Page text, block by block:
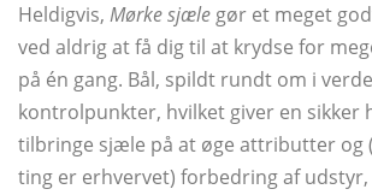
Heldigvis, Mørke sjæle gør et meget
ved aldrig at få dig til at krydse for
på én gang. Bål, spildt rundt om i
kontrolpunkter, hvilket giver en sikker
tilbringe sjæle på at øge attributter og
ting er erhvervet) forbedring af